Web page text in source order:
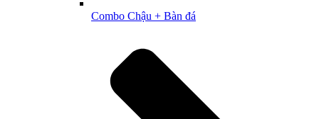
Combo Chậu + Bàn đá